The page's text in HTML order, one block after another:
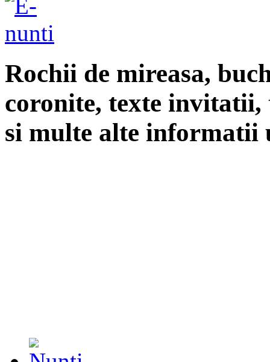
Rochii de mireasa,
coronite, texte
si multe alte informatii